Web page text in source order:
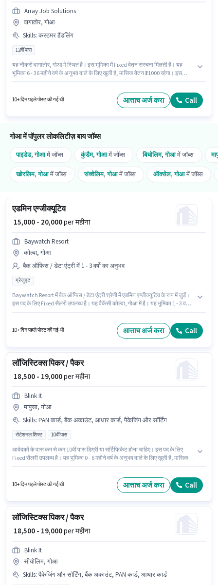
Array Job Solutions
वागातोर, गोआ
Skills: कस्टमर हैंडलिंग
12वीं पास
यह नौकरी वागातोर, गोआ में स्थित है। इस भूमिका में Fixed वेतन संरचना मिलती है। यह
भूमिका 6 - 36 महीने वर्ष के अनुभव वाले के लिए खुली है, मासिक वेतन ₹21000 रहेगा। इस
हायर कर रहा है। इस भूमिका के लिए आवेदक के पास कस्टमर हैंडलिंग जैसी स्किल्स होनी
10+ दिन पहले पोस्ट की गई थी आत्ताच अर्ज करा Call
गोआ में पॉपुलर लोकलिटीज़ बाय जॉब्स
पाइडेड,गोआमें जॉब्स कुंडैम,गोआमें जॉब्स बिचोलिम,गोआमें जॉब्स
खोरलिम,गोआमें जॉब्स संक्वेलिम,गोआमें जॉब्स ऑक्सेल,गोआमें जॉब्स
एडमिन एग्जीक्यूटिव
₹ 15,000 - 20,000per महीना
Baywatch Resort
कोल्वा, गोआ
बैक ऑफिस / डेटा एंट्री में 1 - 3 वर्षो का अनुभव
ग्रेजुएट
Baywatch Resort में बैक ऑफिस / डेटा एंट्री श्रेणी में एडमिन एग्जीक्यूटिव के रूप में जुड़ें।
इस पद के लिए Fixed सैलरी उपलब्ध है। यह वैकेंसी कोल्वा, गोआ में है। यह भूमिका 1 - 3 वर्षो
10+ दिन पहले पोस्ट की गई थी आत्ताच अर्ज करा Call
लॉजिस्टिक्स पिकर / पैकर
₹ 18,500 - 19,000per महीना
Blink It
मापुसा, गोआ
Skills: PAN कार्ड, बैंक अकाउंट, आधार कार्ड, पैकेजिंग और सॉर्टिंग
रोटेशनल शिफ्ट 10वीं पास
आवेदकों के पास कम से कम 10वीं पास डिग्री या सर्टिफिकेट होना चाहिए। इस पद के लिए
Fixed सैलरी उपलब्ध है। यह भूमिका 0 - 6 महीने वर्ष के अनुभव वाले के लिए खुली है, मासिक
है। इस पद के लिए आवश्यक दस्तावेज़ जैसे PAN कार्ड, आधार कार्ड, बैंक अकाउंट का होना
10+ दिन पहले पोस्ट की गई थी आत्ताच अर्ज करा Call
लॉजिस्टिक्स पिकर / पैकर
₹ 18,500 - 19,000per महीना
Blink It
सीयोलिम, गोआ
Skills: पैकेजिंग और सॉर्टिंग, बैंक अकाउंट, PAN कार्ड, आधार कार्ड